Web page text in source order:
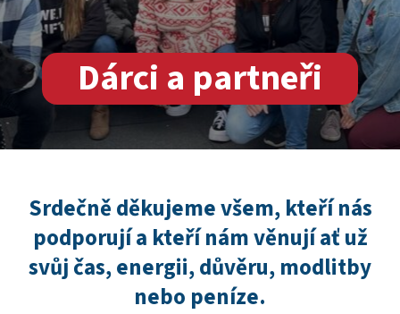
Dárci a partneři
Srdečně děkujeme všem, kteří nás
podporují a kteří nám věnují ať už
svůj čas, energii, důvěru, modlitby
nebo peníze.